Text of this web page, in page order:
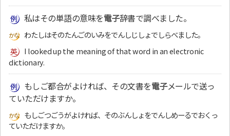
私はその単語の意味を電子辞書で調べました。
わたしはそのたんごのいみをでんしじしょでしらべました。
I looked up the meaning of that word in an electronic
dictionary.
もしご都合がよければ、その文書を電子メールで送っ
ていただけますか。
もしごつごうがよければ、そのぶんしょをでんしめーるでおくっ
ていただけますか。